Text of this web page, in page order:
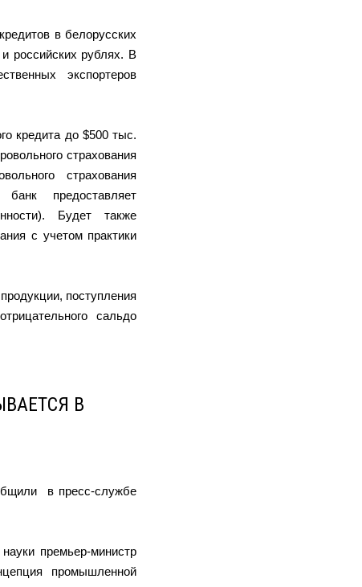
в белорусских
российских рублях. В
экспортеров
кредита до $500 тыс.
страхования
страхования
предоставляет
Будет также
с учетом практики
поступления
сальдо
В
в пресс-службе
премьер-министр
промышленной